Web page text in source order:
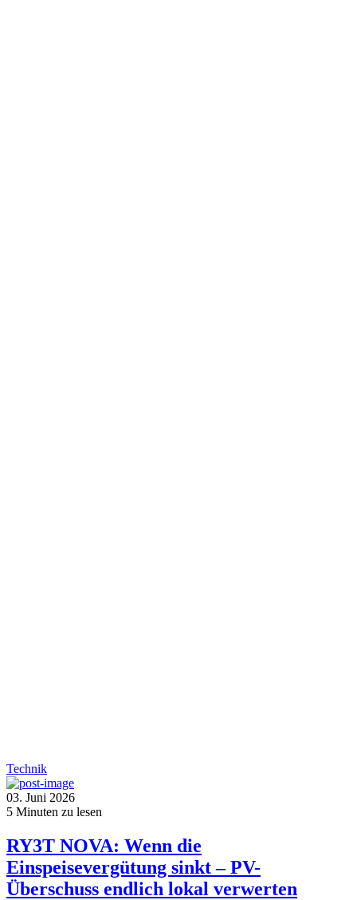
Technik
03. Juni 2026
5 Minuten zu lesen
RY3T NOVA: Wenn die
Einspeisevergütung sinkt – PV-
Überschuss endlich lokal verwerten